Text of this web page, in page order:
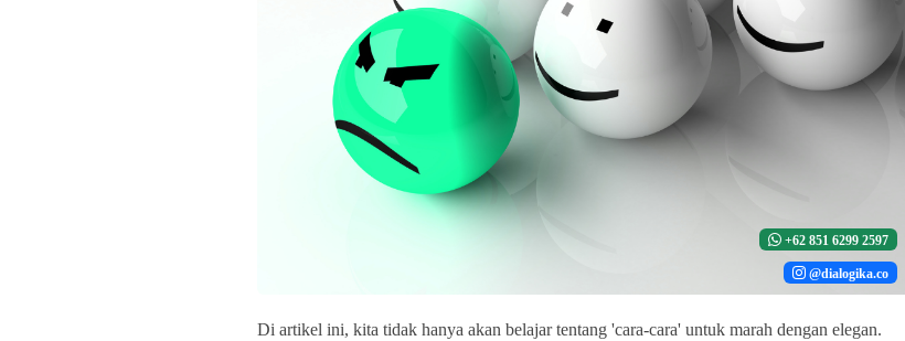
+62 851 6299 2597
@dialogika.co
Di artikel ini, kita tidak hanya akan belajar tentang 'cara-cara' untuk marah dengan elegan.